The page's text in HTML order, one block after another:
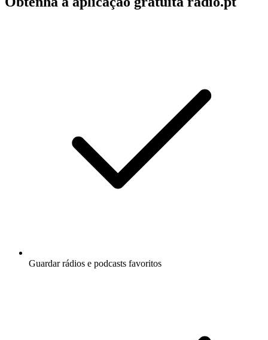
Guardar rádios e podcasts favoritos